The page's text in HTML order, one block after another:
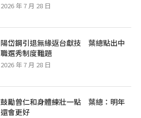
2026 年 7 月 28 日
陽岱鋼引退無緣返台獻技 葉總點出中
職選秀制度難題
2026 年 7 月 28 日
鼓勵曾仁和身體練壯一點 葉總：明年
還會更好